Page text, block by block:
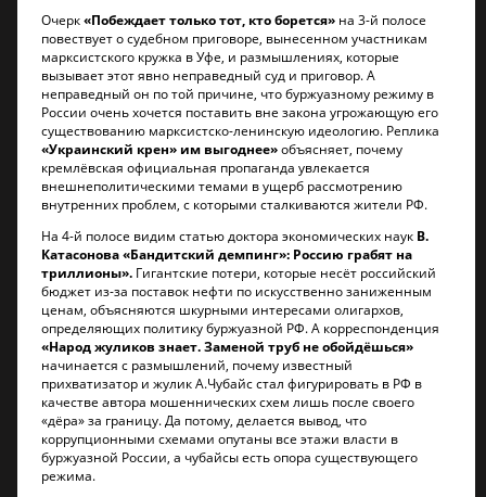
Очерк«Побеждает только тот, кто борется» на 3-й полосе
повествует о судебном приговоре, вынесенном участникам
марксистского кружка в Уфе, и размышлениях, которые
вызывает этот явно неправедный суд и приговор. А
неправедный он по той причине, что буржуазному режиму в
России очень хочется поставить вне закона угрожающую его
существованию марксистско-ленинскую идеологию. Реплика
«Украинский крен» им выгоднее»объясняет, почему
кремлёвская официальная пропаганда увлекается
внешнеполитическими темами в ущерб рассмотрению
внутренних проблем, с которыми сталкиваются жители РФ.
На 4-й полосе видим статью доктора экономических наук В.
Катасонова «Бандитский демпинг»: Россию грабят на
триллионы». Гигантские потери, которые несёт российский
бюджет из-за поставок нефти по искусственно заниженным
ценам, объясняются шкурными интересами олигархов,
определяющих политику буржуазной РФ. А корреспонденция
«Народ жуликов знает. Заменой труб не обойдёшься»
начинается с размышлений, почему известный
прихватизатор и жулик А.Чубайс стал фигурировать в РФ в
качестве автора мошеннических схем лишь после своего
«дёра» за границу. Да потому, делается вывод, что
коррупционными схемами опутаны все этажи власти в
буржуазной России, а чубайсы есть опора существующего
режима.